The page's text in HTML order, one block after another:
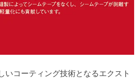
いコーティング技術となるエクスト